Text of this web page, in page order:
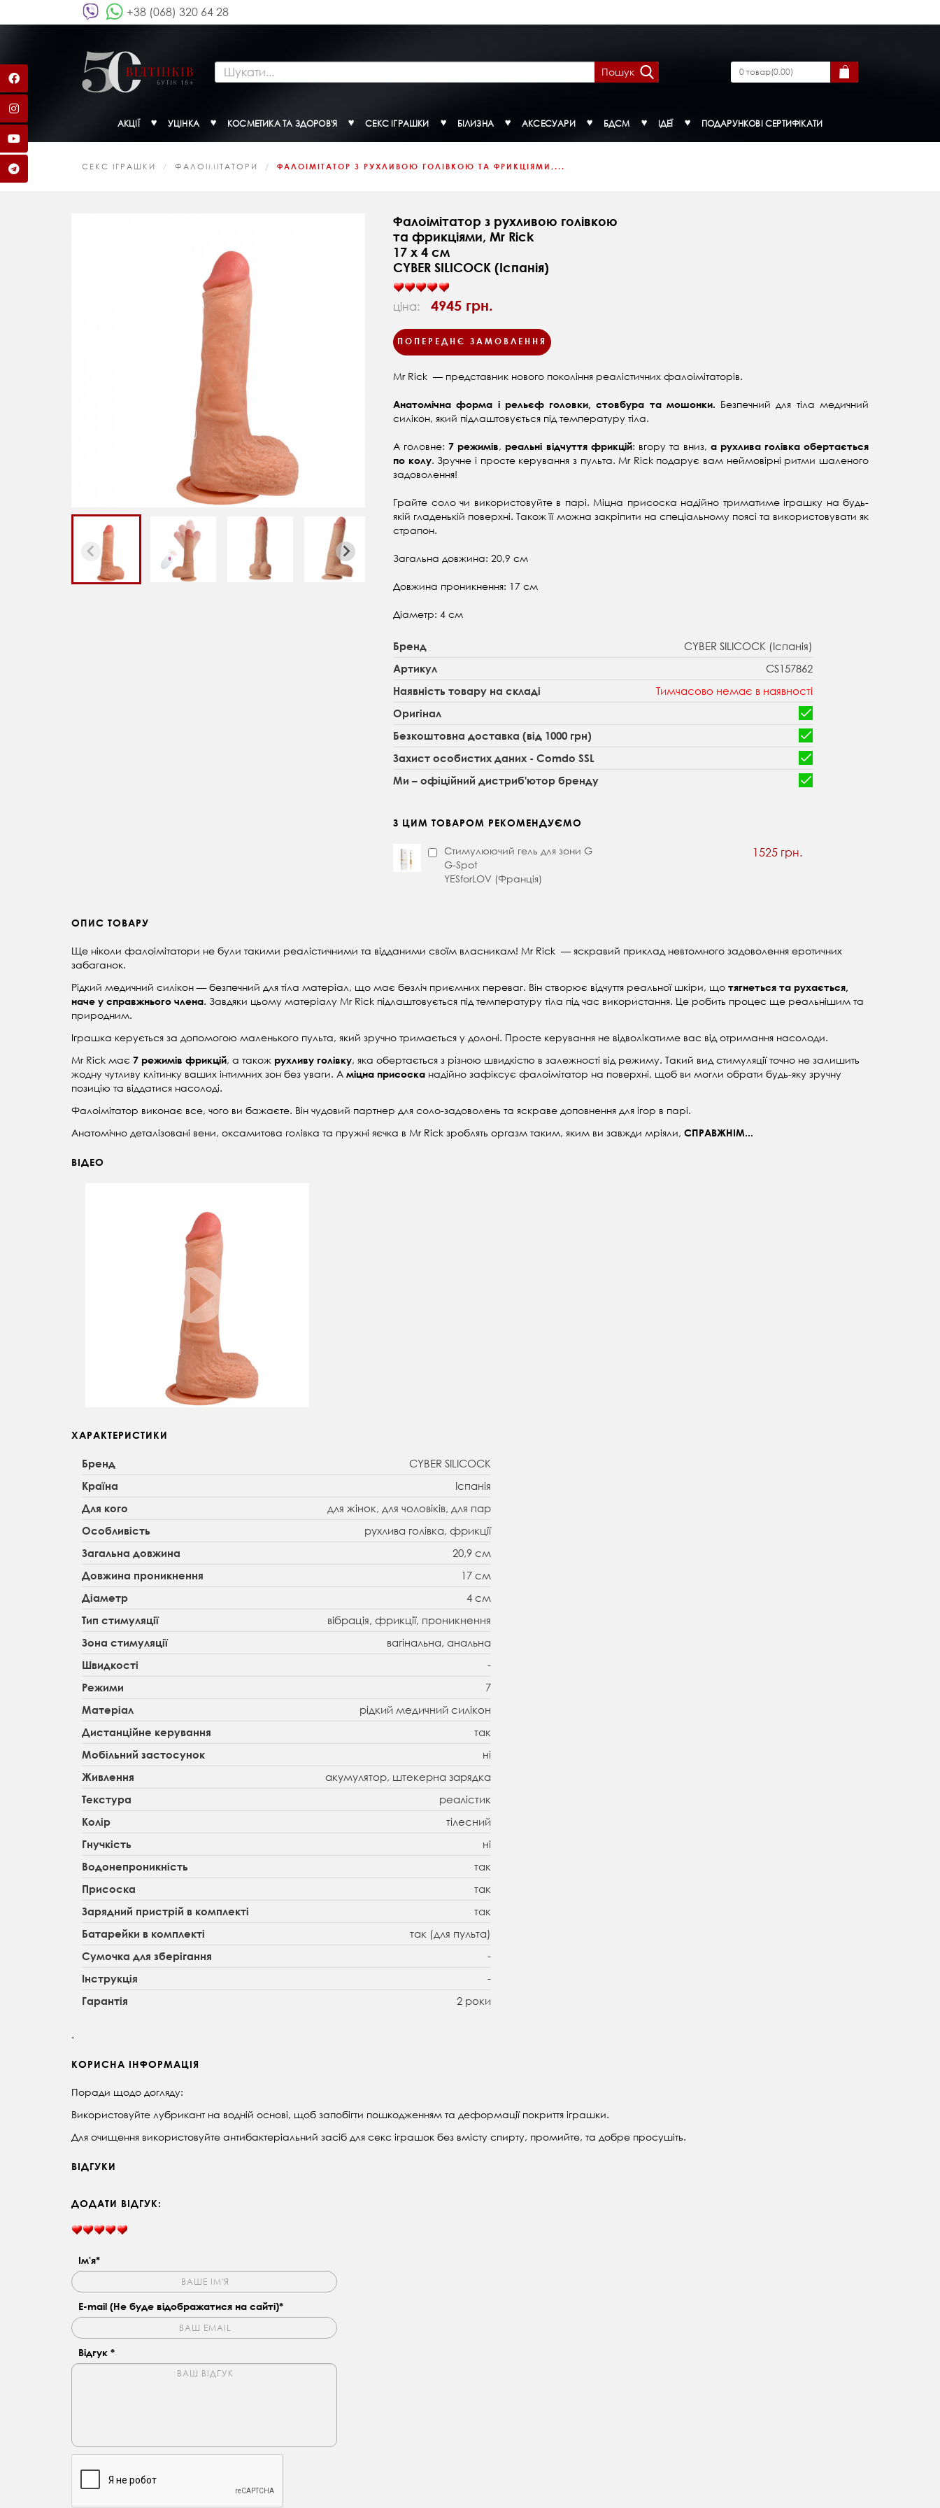
+38 (068) 320 64 28
Пошук 0товар(0.00)
АКЦІЇ УЦІНКА КОСМЕТИКА ТА ЗДОРОВ'Я СЕКС ІГРАШКИ БІЛИЗНА АКСЕСУАРИ БДСМ ІДЕЇ ПОДАРУНКОВІ СЕРТИФІКАТИ
СЕКС ІГРАШКИ ФАЛОІМІТАТОРИ ФАЛОІМІТАТОР З РУХЛИВОЮ ГОЛІВКОЮ ТА ФРИКЦІЯМИ,...
Фалоімітатор з рухливою голівкою
та фрикціями, Mr Rick
17 х 4 см
CYBER SILICOCK (Іспанія)
ціна: 4945 грн.
ПОПЕРЕДНЄ ЗАМОВЛЕННЯ
Mr Rick — представник нового покоління реалістичних фалоімітаторів.
Анатомічна форма і рельєф головки, стовбура та мошонки. Безпечний для тіла медичний
силікон, який підлаштовується під температуру тіла.
А головне: 7 режимів, реальні відчуття фрикцій: вгору та вниз, а рухлива голівка обертається
по колу. Зручне і просте керування з пульта. Mr Rick подарує вам неймовірні ритми шаленого
задоволення!
Грайте соло чи використовуйте в парі. Міцна присоска надійно триматиме іграшку на будь-
якій гладенькій поверхні. Також її можна закріпити на спеціальному поясі та використовувати як
страпон.
Загальна довжина: 20,9 см
Довжина проникнення: 17 см
Діаметр: 4 см
Бренд CYBER SILICOCK (Іспанія)
Артикул CS157862
Наявність товару на складі Тимчасово немає в наявності
Оригінал
Безкоштовна доставка (від 1000 грн)
Захист особистих даних - Comdo SSL
Ми – офіційний дистриб'ютор бренду
З ЦИМ ТОВАРОМ РЕКОМЕНДУЄМО
Стимулюючий гель для зони G
G-Spot
YESforLOV (Франція)
1525 грн.
ОПИС ТОВАРУ
Ще ніколи фалоімітатори не були такими реалістичними та відданими своїм власникам! Mr Rick — яскравий приклад невтомного задоволення еротичних
забаганок.
Рідкий медичний силікон — безпечний для тіла матеріал, що має безліч приємних переваг. Він створює відчуття реальної шкіри, що тягнеться та рухається,
наче у справжнього члена. Завдяки цьому матеріалу Mr Rick підлаштовується під температуру тіла під час використання. Це робить процес ще реальнішим та
природним.
Іграшка керується за допомогою маленького пульта, який зручно тримається у долоні. Просте керування не відволікатиме вас від отримання насолоди.
Mr Rick має 7 режимів фрикцій, а також рухливу голівку, яка обертається з різною швидкістю в залежності від режиму. Такий вид стимуляції точно не залишить
жодну чутливу клітинку ваших інтимних зон без уваги. А міцна присоска надійно зафіксує фалоімітатор на поверхні, щоб ви могли обрати будь-яку зручну
позицію та віддатися насолоді.
Фалоімітатор виконає все, чого ви бажаєте. Він чудовий партнер для соло-задоволень та яскраве доповнення для ігор в парі.
Анатомічно деталізовані вени, оксамитова голівка та пружні яєчка в Mr Rick зроблять оргазм таким, яким ви завжди мріяли, СПРАВЖНІМ...
ВІДЕО
ХАРАКТЕРИСТИКИ
Бренд CYBER SILICOCK
Країна Іспанія
Для кого для жінок, для чоловіків, для пар
Особливість рухлива голівка, фрикції
Загальна довжина 20,9 см
Довжина проникнення 17 см
Діаметр 4 см
Тип стимуляції вібрація, фрикції, проникнення
Зона стимуляції вагінальна, анальна
Швидкості -
Режими 7
Матеріал рідкий медичний силікон
Дистанційне керування так
Мобільний застосунок ні
Живлення акумулятор, штекерна зарядка
Текстура реалістик
Колір тілесний
Гнучкість ні
Водонепроникність так
Присоска так
Зарядний пристрій в комплекті так
Батарейки в комплекті так (для пульта)
Сумочка для зберігання -
Інструкція -
Гарантія 2 роки
.
КОРИСНА ІНФОРМАЦІЯ
Поради щодо догляду:
Використовуйте лубрикант на водній основі, щоб запобігти пошкодженням та деформації покриття іграшки.
Для очищення використовуйте антибактеріальний засіб для секс іграшок без вмісту спирту, промийте, та добре просушіть.
ВІДГУКИ
ДОДАТИ ВІДГУК:
Ім'я*
E-mail (Не буде відображатися на сайті)*
Відгук *